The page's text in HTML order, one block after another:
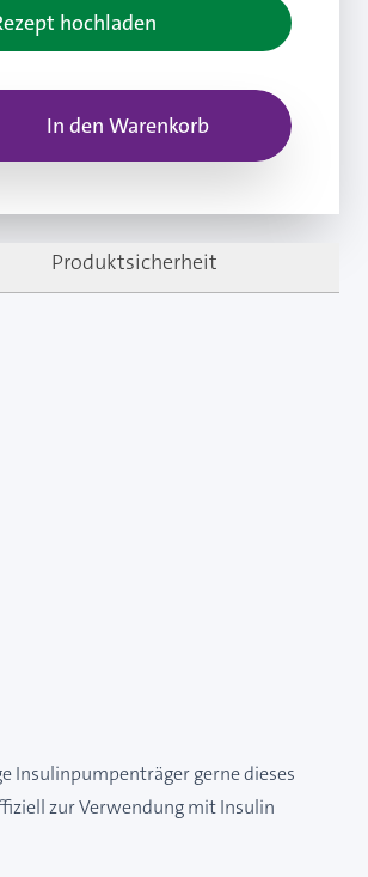
hochladen
In den Warenkorb
Produktsicherheit
Insulinpumpenträger gerne dieses
zur Verwendung mit Insulin